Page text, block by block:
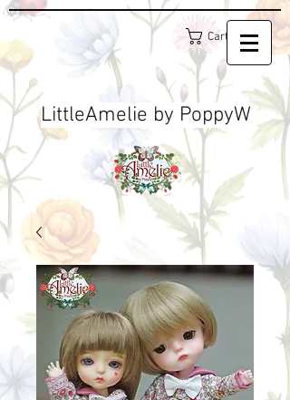
Cart
LittleAmelie by PoppyW